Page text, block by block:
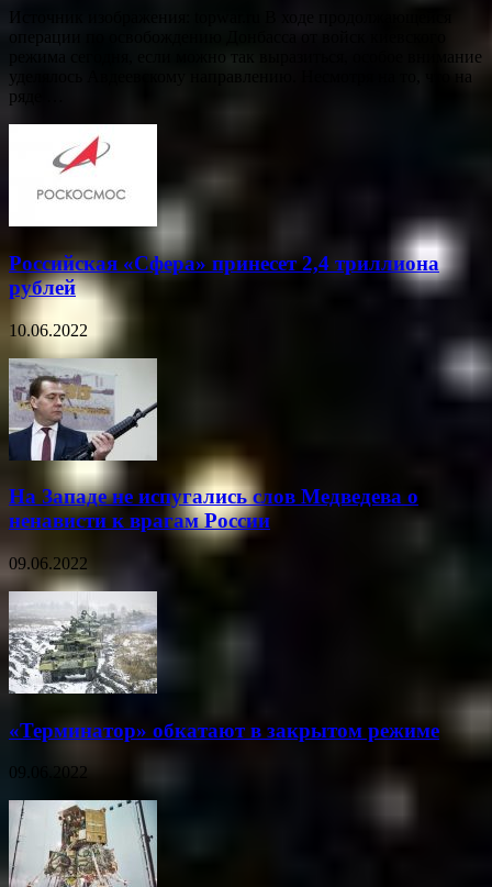
операции по освобождению Донбасса от войск киевского
режима сегодня, если можно так выразиться, особое внимание
уделялось Авдеевскому направлению. Несмотря на то, что на
ряде …
Российская «Сфера» принесет 2,4 триллиона
рублей
10.06.2022
На Западе не испугались слов Медведева о
ненависти к врагам России
09.06.2022
«Терминатор» обкатают в закрытом режиме
09.06.2022